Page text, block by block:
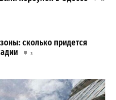
сколько придется
3